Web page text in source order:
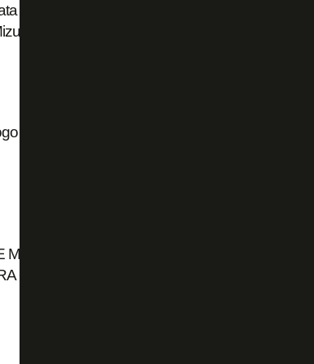
primeiro uniforme do futebol e lança camisa
divulga making of do lançamento da nova
MIZUNO LANÇAM NOVA CAMISA PRETA, E
O VITÓRIA